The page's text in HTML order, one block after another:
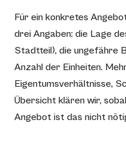
Für ein konkretes
drei Angaben: die Lage
Stadtteil), die ungefähre
Anzahl der Einheiten.
Eigentumsverhältnisse,
Übersicht klären wir,
Angebot ist das nicht